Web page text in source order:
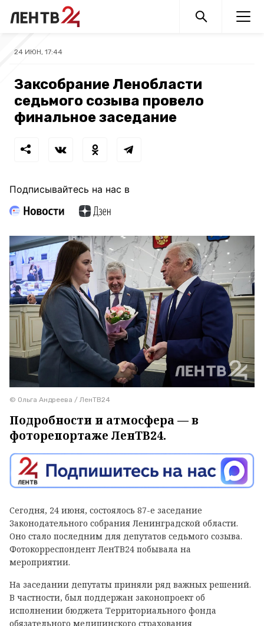
24 ИЮН, 17:44
Заксобрание Ленобласти
седьмого созыва провело
финальное заседание
Подписывайтесь на нас в
© Ольга Андреева / ЛенТВ24
Подробности и атмосфера — в
фоторепортаже ЛенТВ24.
Сегодня, 24 июня, состоялось 87-е заседание
Законодательного собрания Ленинградской области.
Оно стало последним для депутатов седьмого созыва.
Фотокорреспондент ЛенТВ24 побывала на
мероприятии.
На заседании депутаты приняли ряд важных решений.
В частности, был поддержан законопроект об
исполнении бюджета Территориального фонда
обязательного медицинского страхования